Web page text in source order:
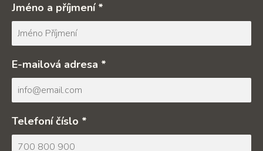
Jméno a příjmení *
E-mailová adresa *
Telefoní číslo *